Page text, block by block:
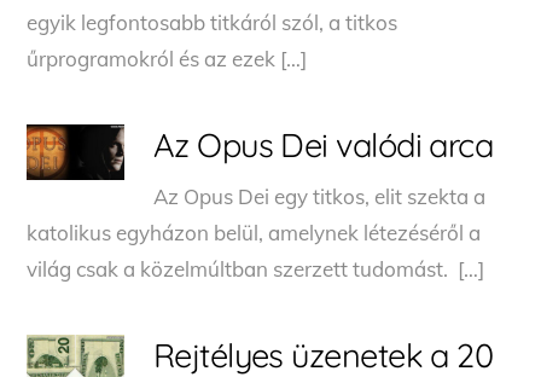
egyik legfontosabb titkáról szól, a titkos
űrprogramokról és az ezek […]
Az Opus Dei valódi arca
Az Opus Dei egy titkos, elit szekta a
katolikus egyházon belül, amelynek létezéséről a
világ csak a közelmúltban szerzett tudomást. […]
Rejtélyes üzenetek a 20